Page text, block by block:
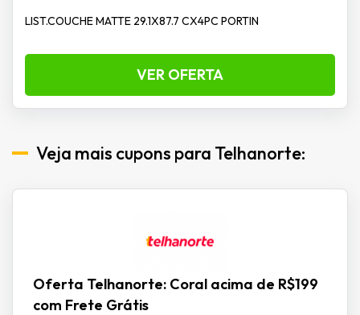
LIST.COUCHE MATTE 29.1X87.7 CX4PC PORTIN
VER OFERTA
Veja mais cupons para Telhanorte:
Oferta Telhanorte: Coral acima de R$199
com Frete Grátis